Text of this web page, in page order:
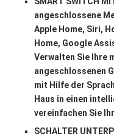
angeschlossene
Apple Home, Siri,
Home, Google
Verwalten Sie Ihre
angeschlossenen
mit Hilfe der
Haus in einen
vereinfachen Sie
SCHALTER